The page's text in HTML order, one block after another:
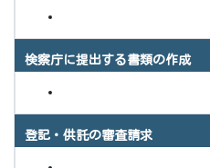
検察庁に提出する書類の作成
登記・供託の審査請求